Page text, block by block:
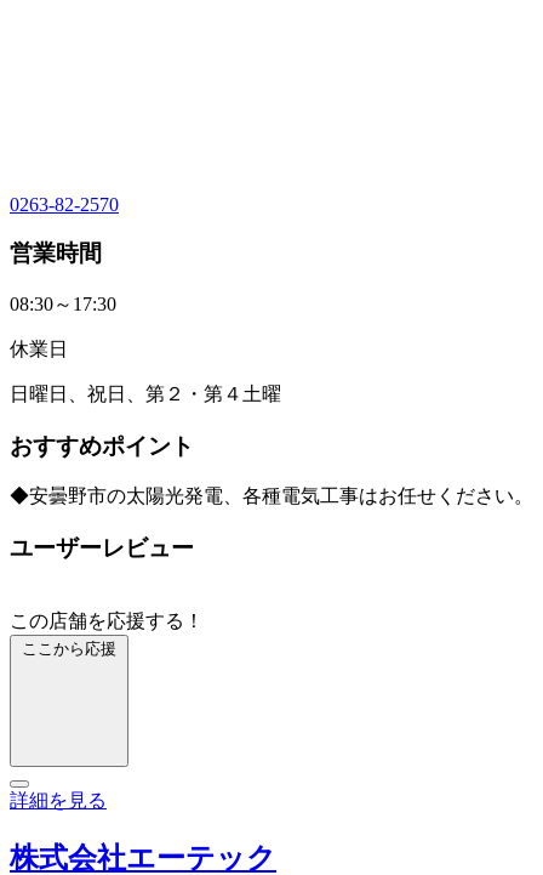
0263-82-2570
営業時間
08:30～17:30
休業日
日曜日、祝日、第２・第４土曜
おすすめポイント
◆安曇野市の太陽光発電、各種電気工事はお任せください。
ユーザーレビュー
この店舗を応援する！
ここから応援
詳細を見る
株式会社エーテック